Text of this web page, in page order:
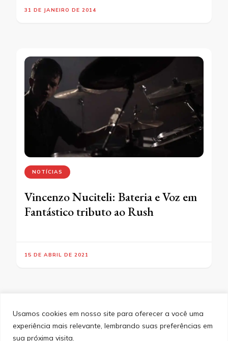
Usamos cookies em nosso site para oferecer a você uma
experiência mais relevante, lembrando suas preferências em
sua próxima visita.
31 DE JANEIRO DE 2014
NOTÍCIAS
Vincenzo Nuciteli: Bateria e Voz em
Fantástico tributo ao Rush
15 DE ABRIL DE 2021
SITEMAP POLÍTICA DE PRIVACIDADE
EQUIPE